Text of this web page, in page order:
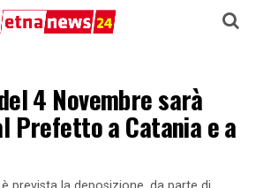
4 Novembre sarà
Prefetto a Catania e a